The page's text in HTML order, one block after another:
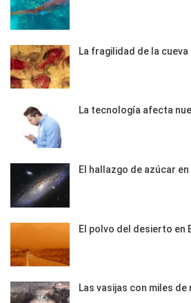
La fragilidad de la
La tecnología afecta
El hallazgo de azúcar en
El polvo del desierto en
Las vasijas con miles